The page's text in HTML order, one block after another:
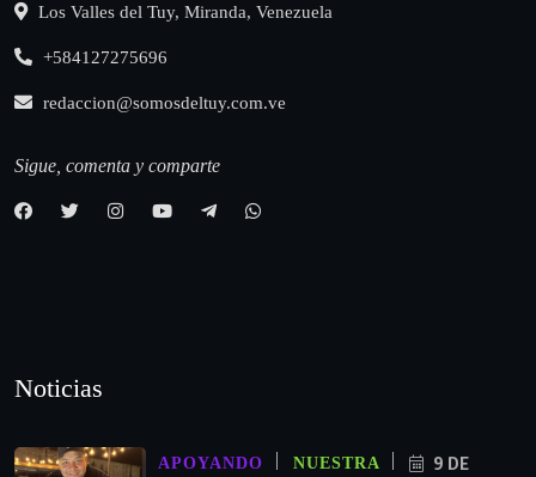
Los Valles del Tuy, Miranda, Venezuela
+584127275696
redaccion@somosdeltuy.com.ve
Sigue, comenta y comparte
Noticias
APOYANDO
NUESTRA
9 DE